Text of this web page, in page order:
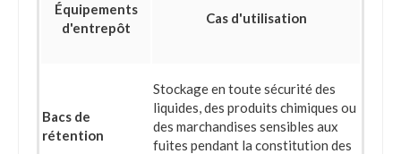
Équipements
d'entrepôt
Cas d'utilisation
Bacs de
rétention
Stockage en toute sécurité des
liquides, des produits chimiques ou
des marchandises sensibles aux
fuites pendant la constitution des